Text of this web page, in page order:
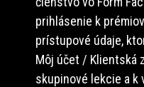
prihlásenie k
prístupové údaje,
Môj účet / Klientská
skupinové lekcie a k